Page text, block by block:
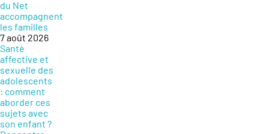
du Net
accompagnent
les familles
7 août 2026
Santé
affective et
sexuelle des
adolescents
: comment
aborder ces
sujets avec
son enfant ?